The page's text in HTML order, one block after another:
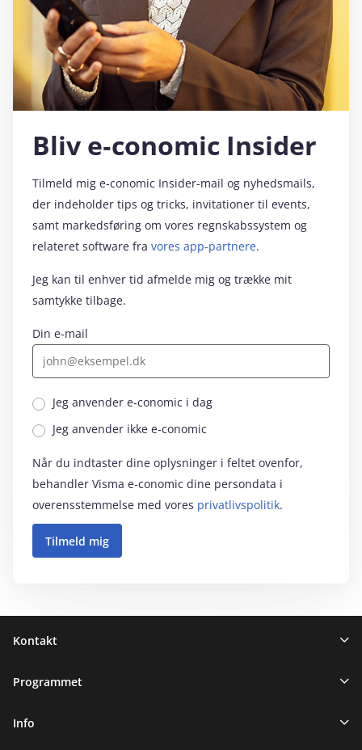
Bliv e‑conomic Insider
Tilmeld mig e‑conomic Insider-mail og nyhedsmails,
der indeholder tips og tricks, invitationer til events,
samt markedsføring om vores regnskabssystem og
relateret software fra vores app-partnere.
Jeg kan til enhver tid afmelde mig og trække mit
samtykke tilbage.
Din e-mail
Jeg anvender e‑conomic i dag
Jeg anvender ikke e‑conomic
Når du indtaster dine oplysninger i feltet ovenfor,
behandler Visma e‑conomic dine persondata i
overensstemmelse med vores privatlivspolitik.
Sidefod
Kontakt
Programmet
Info